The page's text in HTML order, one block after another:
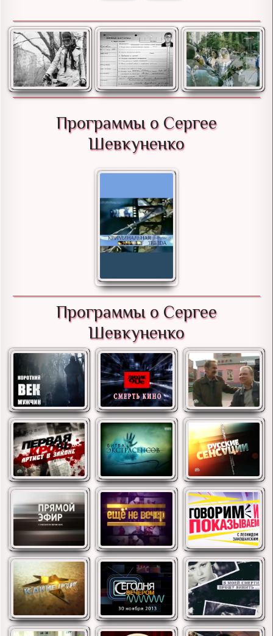
Программы о Сергее
Шевкуненко
Программы о Сергее
Шевкуненко